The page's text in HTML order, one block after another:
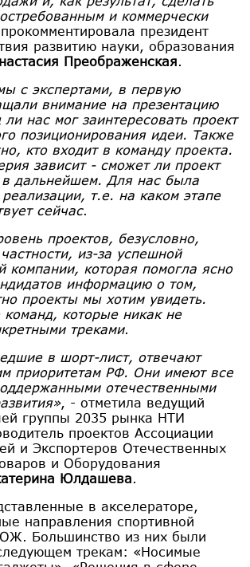
и коммерчески
президент
развитию науки, образования
Преображенская.
с экспертами, в первую
внимание на презентацию
нас мог заинтересовать проект
позиционирования идеи. Также
кто входит в команду проекта.
зависит - сможет ли проект
в дальнейшем. Для нас была
т.е. на каком этапе
сейчас.
проектов, безусловно,
из-за успешной
компании, которая помогла ясно
информацию о том,
проекты мы хотим увидеть.
которые никак не
треками.
в шорт-лист, отвечают
приоритетам РФ. Они имеют все
отечественными
, - отметила ведущий
группы 2035 рынка НТИ
проектов Ассоциации
и Экспортеров Отечественных
и Оборудования
Юлдашева.
в акселераторе,
направления спортивной
Большинство из них были
трекам: «Носимые